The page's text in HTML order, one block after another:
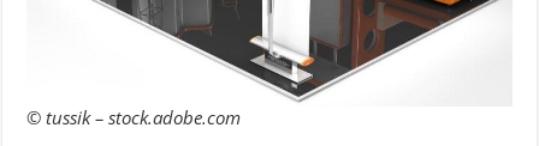
© tussik – stock.adobe.com